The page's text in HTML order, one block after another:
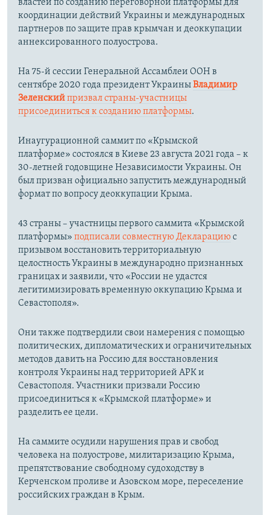
властей по созданию переговорной платформы для
координации действий Украины и международных
партнеров по защите прав крымчан и деоккупации
аннексированного полуострова.
На 75-й сессии Генеральной Ассамблеи ООН в
сентябре 2020 года президент УкраиныВладимир
Зеленскийпризвал страны-участницы
присоединиться к созданию платформы.
Инаугурационной саммит по «Крымской
платформе» состоялся в Киеве 23 августа 2021 года – к
30-летней годовщине Независимости Украины. Он
был призван официально запустить международный
формат по вопросу деоккупации Крыма.
43 страны – участницы первого саммита «Крымской
платформы» подписали совместную Декларациюс
призывом восстановить территориальную
целостность Украины в международно признанных
границах и заявили, что «России не удастся
легитимизировать временную оккупацию Крыма и
Севастополя».
Они также подтвердили свои намерения с помощью
политических, дипломатических и ограничительных
методов давить на Россию для восстановления
контроля Украины над территорией АРК и
Севастополя. Участники призвали Россию
присоединиться к «Крымской платформе» и
разделить ее цели.
На саммите осудили нарушения прав и свобод
человека на полуострове, милитаризацию Крыма,
препятствование свободному судоходству в
Керченском проливе и Азовском море, переселение
российских граждан в Крым.